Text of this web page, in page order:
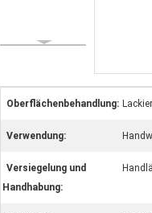
Oberflächenbehandlung:
Verwendung:
Versiegelung und
Handhabung: